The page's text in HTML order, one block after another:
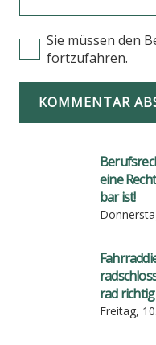
Sie müssen den
fortzufahren.
KOMMENTAR
eine
bar ist!
rad
Freitag,